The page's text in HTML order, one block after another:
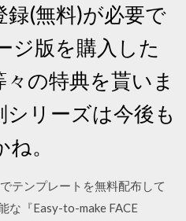
(無料)が必要で
ジ版を購入した
の特典を貰いま
シリーズは今後も
。
テンプレートを無料配布して
な『Easy-to-make FACE